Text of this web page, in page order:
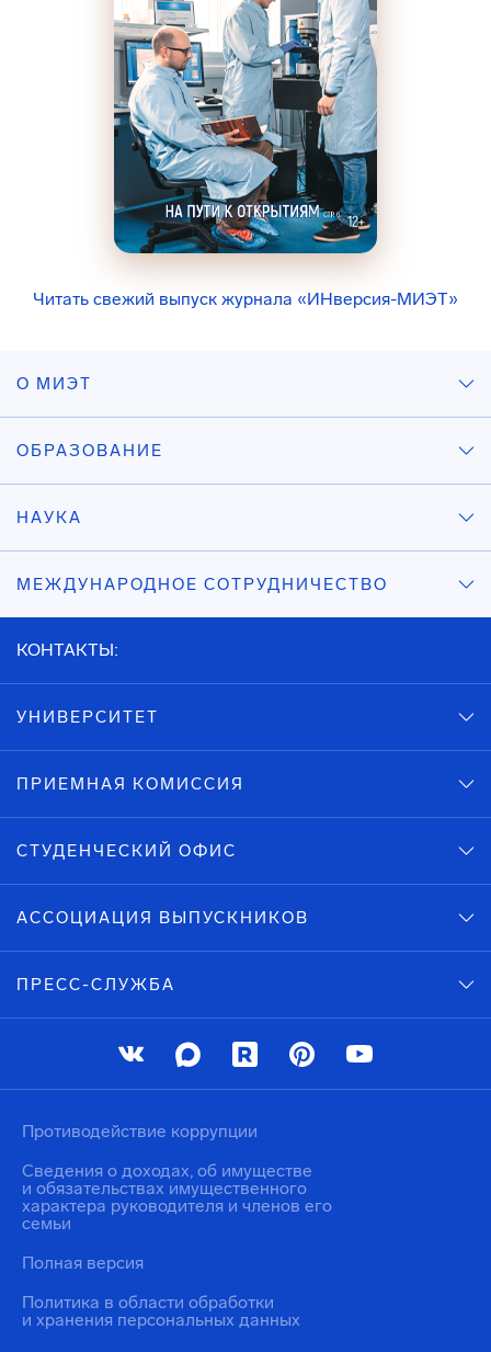
Читать свежий выпуск журнала «ИНверсия-МИЭТ»
О МИЭТ
ОБРАЗОВАНИЕ
НАУКА
МЕЖДУНАРОДНОЕ СОТРУДНИЧЕСТВО
КОНТАКТЫ:
УНИВЕРСИТЕТ
ПРИЕМНАЯ КОМИССИЯ
СТУДЕНЧЕСКИЙ ОФИС
АССОЦИАЦИЯ ВЫПУСКНИКОВ
ПРЕСС-СЛУЖБА
Политика в области обработки
и хранения персональных данных
Противодействие коррупции
Сведения о доходах, об имуществе
и обязательствах имущественного
характера руководителя и членов его
семьи
Полная версия